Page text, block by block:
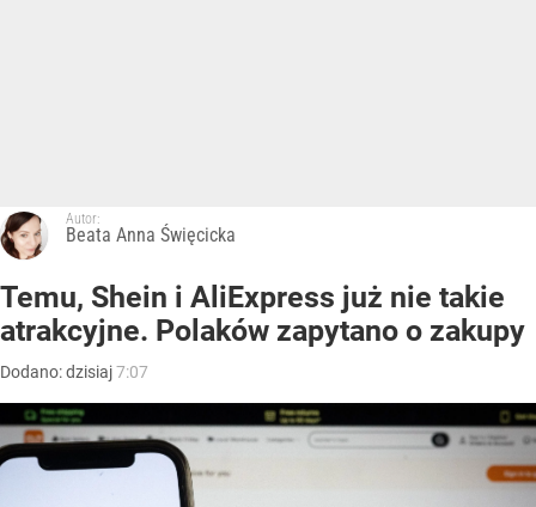
Autor:
Beata Anna Święcicka
Temu, Shein i AliExpress już nie takie
atrakcyjne. Polaków zapytano o zakupy
Dodano:dzisiaj7:07